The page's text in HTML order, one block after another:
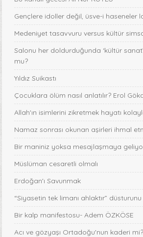
Gençlere idoller değil, üsve-i haseneler
Medeniyet tasavvuru versus kültür
Salonu her doldurduğunda ‘kültür
mu?
Yıldız Suikastı
Çocuklara ölüm nasıl anlatılır? Erol
Allah'ın isimlerini zikretmek hayatı
Namaz sonrası okunan aşirleri ihmal
Bir maniniz yoksa mesajlaşmaya
Müslüman cesaretli olmalı
Erdoğan'ı Savunmak
“Siyasetin tek limanı ahlaktır”
Bir kalp manifestosu- Adem ÖZKÖSE
Acı ve gözyaşı Ortadoğu'nun kaderi mi?